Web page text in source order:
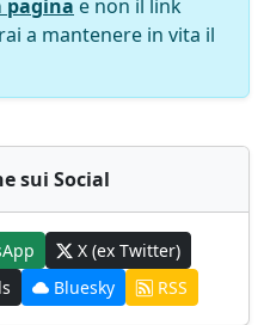
pagina e non il link
a mantenere in vita il
sui Social
X (ex Twitter)
Bluesky RSS